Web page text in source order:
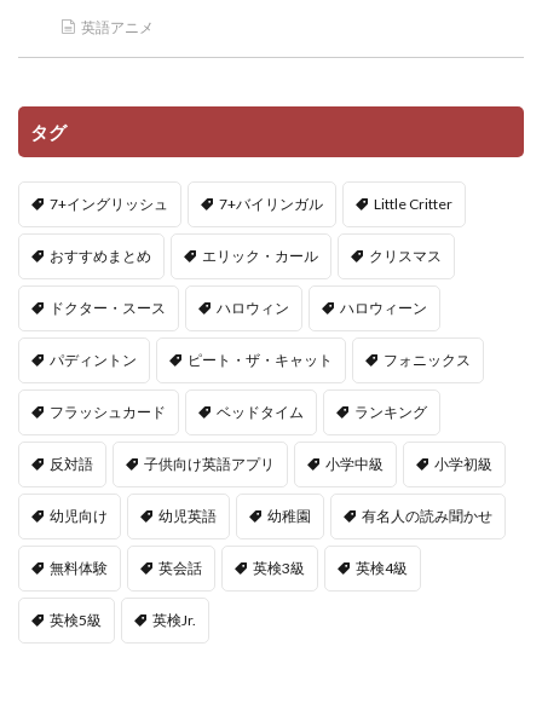
英語アニメ
タグ
7+イングリッシュ 7+バイリンガル Little Critter
おすすめまとめ エリック・カール クリスマス
ドクター・スース ハロウィン ハロウィーン
パディントン ピート・ザ・キャット フォニックス
フラッシュカード ベッドタイム ランキング
反対語 子供向け英語アプリ 小学中級 小学初級
幼児向け 幼児英語 幼稚園 有名人の読み聞かせ
無料体験 英会話 英検3級 英検4級
英検5級 英検Jr.